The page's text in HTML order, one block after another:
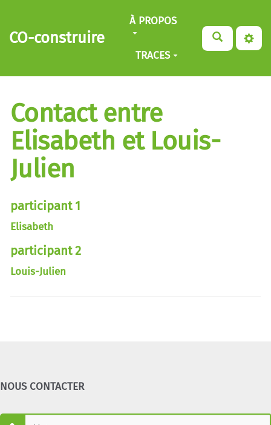
Aller au contenu principal
CO-construire
À PROPOS
TRACES
Contact entre
Elisabeth et Louis-
Julien
participant 1
Elisabeth
participant 2
Louis-Julien
NOUS CONTACTER